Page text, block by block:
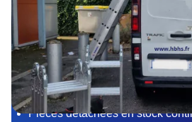
Matériel pro et
Pièces détachées en